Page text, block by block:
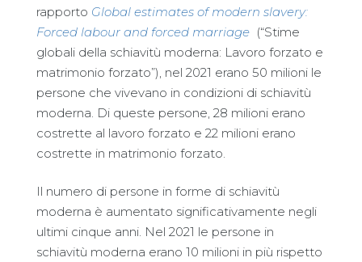
rapporto Global estimates of modern slavery:
Forced labour and forced marriage (“Stime
globali della schiavitù moderna: Lavoro forzato e
matrimonio forzato”), nel 2021 erano 50 milioni le
persone che vivevano in condizioni di schiavitù
moderna. Di queste persone, 28 milioni erano
costrette al lavoro forzato e 22 milioni erano
costrette in matrimonio forzato.
Il numero di persone in forme di schiavitù
moderna è aumentato significativamente negli
ultimi cinque anni. Nel 2021 le persone in
schiavitù moderna erano 10 milioni in più rispetto